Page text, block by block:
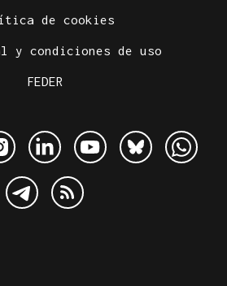
de cookies
y condiciones de uso
FEDER